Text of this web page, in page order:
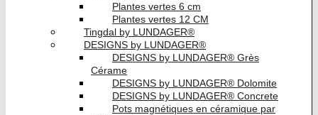
Plantes vertes 6 cm
Plantes vertes 12 CM
Tingdal by LUNDAGER®
DESIGNS by LUNDAGER®
DESIGNS by LUNDAGER® Grès
Cérame
DESIGNS by LUNDAGER® Dolomite
DESIGNS by LUNDAGER® Concrete
Pots magnétiques en céramique par